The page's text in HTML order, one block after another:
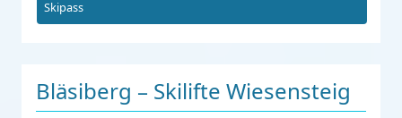
Skipass
Bläsiberg – Skilifte Wiesensteig